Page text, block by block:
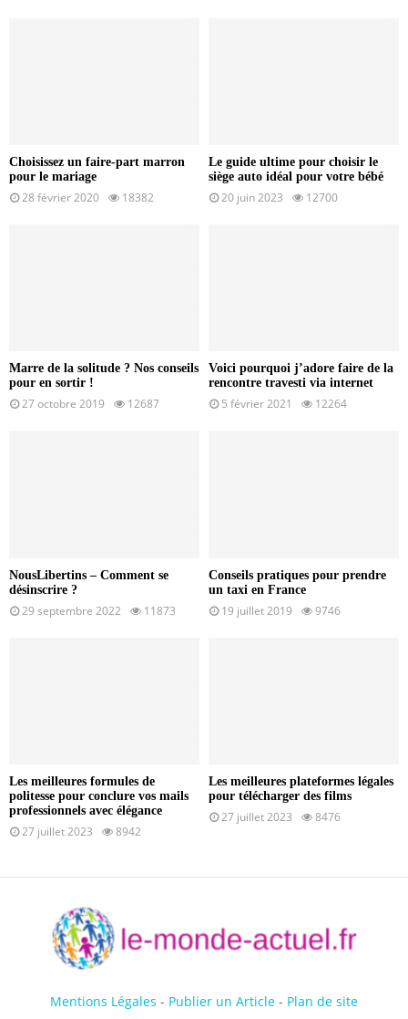
Choisissez un faire-part marron
pour le mariage
28 février 2020 18382
Le guide ultime pour choisir le
siège auto idéal pour votre bébé
20 juin 2023 12700
Marre de la solitude ? Nos conseils
pour en sortir !
27 octobre 2019 12687
Voici pourquoi j’adore faire de la
rencontre travesti via internet
5 février 2021 12264
NousLibertins – Comment se
désinscrire ?
29 septembre 2022 11873
Conseils pratiques pour prendre
un taxi en France
19 juillet 2019 9746
Les meilleures formules de
politesse pour conclure vos mails
professionnels avec élégance
27 juillet 2023 8942
Les meilleures plateformes légales
pour télécharger des films
27 juillet 2023 8476
Mentions Légales - Publier un Article - Plan de site